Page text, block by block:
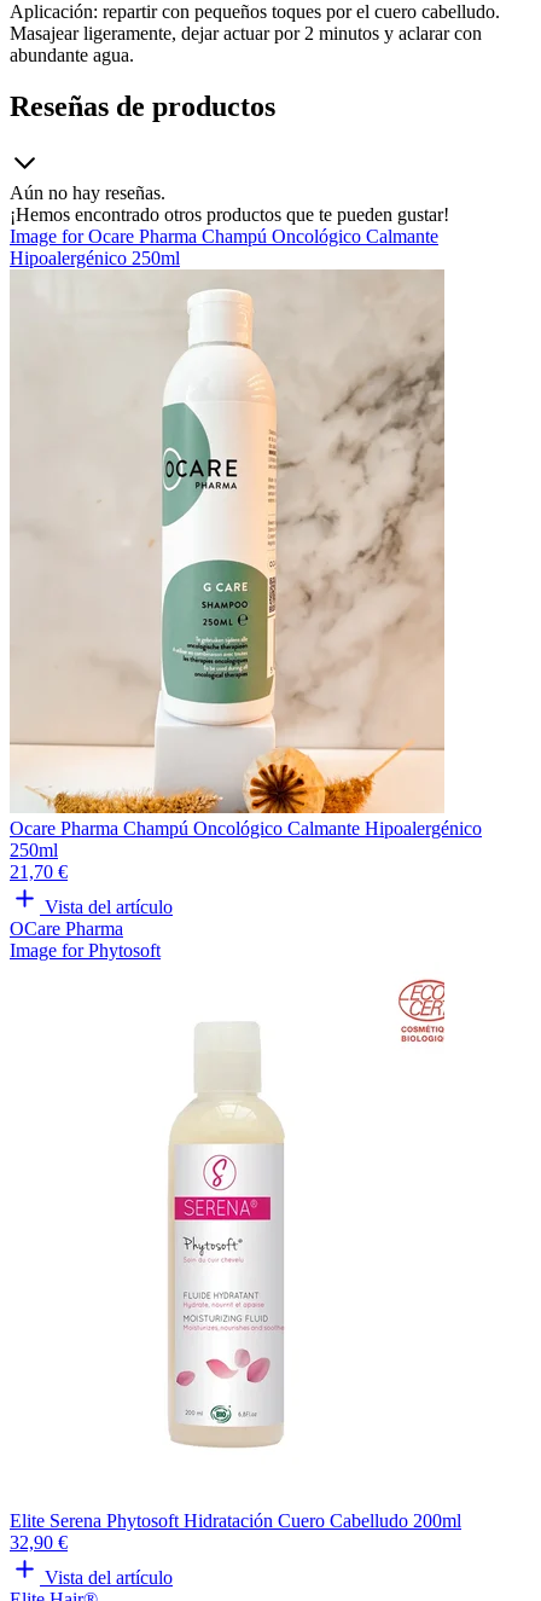
Aplicación: repartir con pequeños toques por el cuero cabelludo.
Masajear ligeramente, dejar actuar por 2 minutos y aclarar con
abundante agua.
Reseñas de productos
Aún no hay reseñas.
¡Hemos encontrado otros productos que te pueden gustar!
Image for Ocare Pharma Champú Oncológico Calmante
Hipoalergénico 250ml
Ocare Pharma Champú Oncológico Calmante Hipoalergénico
250ml
21,70 €
Vista del artículo
OCare Pharma
Image for Phytosoft
Elite Serena Phytosoft Hidratación Cuero Cabelludo 200ml
32,90 €
Vista del artículo